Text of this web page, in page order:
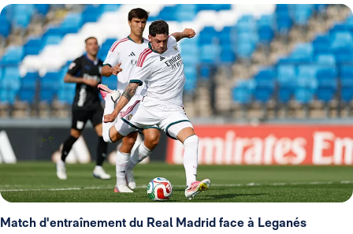
Match d'entraînement du Real Madrid face à Leganés